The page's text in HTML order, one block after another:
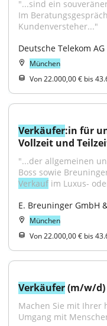
"...sind ein
Im
Kundenversteher..."
Deutsche Telekom AG
München
Von 22.000,00 € bis
Verkäufer:in für
Vollzeit und
"...der allgemeinen
Verkauf im Luxus-
E. Breuninger GmbH
München
Von 22.000,00 € bis
Verkäufer (m/w/d)
Machen Sie mit Ihrer
Umgang mit